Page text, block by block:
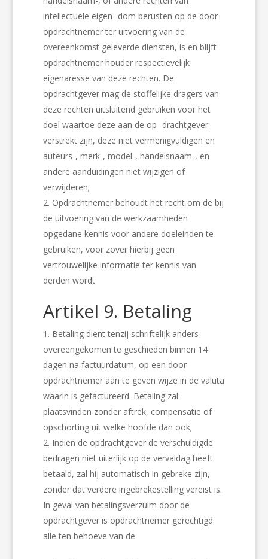
intellectuele eigen- dom berusten op de door
opdrachtnemer ter uitvoering van de
overeenkomst geleverde diensten, is en blijft
opdrachtnemer houder respectievelijk
eigenaresse van deze rechten. De
opdrachtgever mag de stoffelijke dragers van
deze rechten uitsluitend gebruiken voor het
doel waartoe deze aan de op- drachtgever
verstrekt zijn, deze niet vermenigvuldigen en
auteurs-, merk-, model-, handelsnaam-, en
andere aanduidingen niet wijzigen of
verwijderen;
Opdrachtnemer behoudt het recht om de bij
de uitvoering van de werkzaamheden
opgedane kennis voor andere doeleinden te
gebruiken, voor zover hierbij geen
vertrouwelijke informatie ter kennis van
derden wordt
Artikel 9. Betaling
Betaling dient tenzij schriftelijk anders
overeengekomen te geschieden binnen 14
dagen na factuurdatum, op een door
opdrachtnemer aan te geven wijze in de valuta
waarin is gefactureerd. Betaling zal
plaatsvinden zonder aftrek, compensatie of
opschorting uit welke hoofde dan ook;
Indien de opdrachtgever de verschuldigde
bedragen niet uiterlijk op de vervaldag heeft
betaald, zal hij automatisch in gebreke zijn,
zonder dat verdere ingebrekestelling vereist is.
In geval van betalingsverzuim door de
opdrachtgever is opdrachtnemer gerechtigd
alle ten behoeve van de